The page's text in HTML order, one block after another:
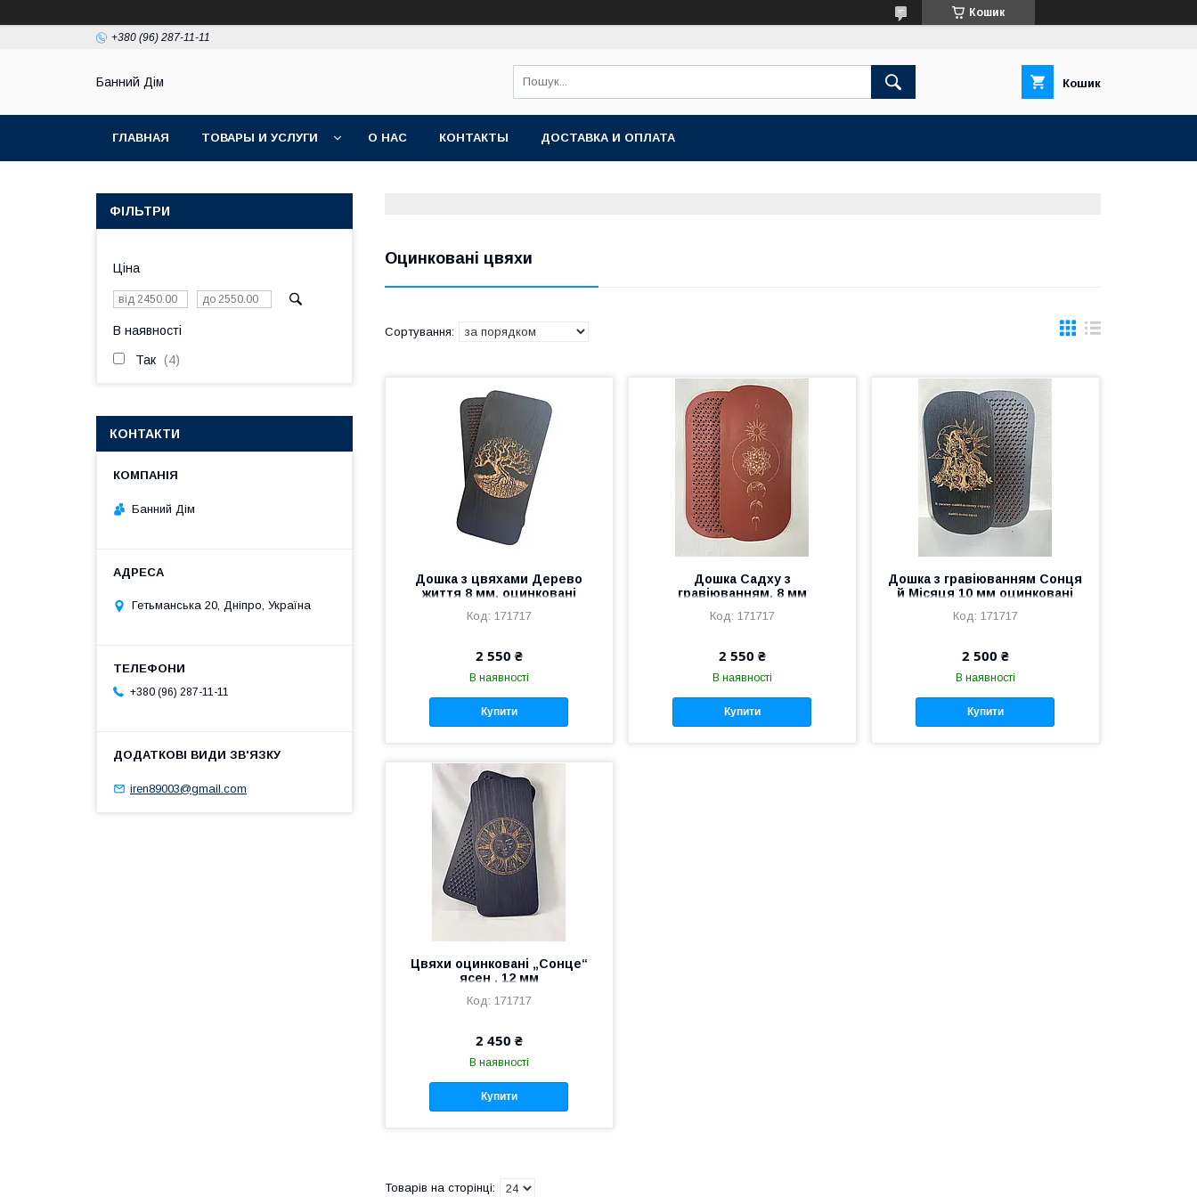
Кошик
+380 (96) 287-11-11
Банний Дім Кошик
ГЛАВНАЯ ТОВАРЫ И УСЛУГИ О НАС КОНТАКТЫ ДОСТАВКА И ОПЛАТА
Оцинковані цвяхи
Дошка з цвяхами Дерево
життя 8 мм, оцинковані
171717
2 550 ₴
В наявності
Купити
Дошка Садху з
гравіюванням, 8 мм
171717
2 550 ₴
В наявності
Купити
Дошка з гравіюванням Сонця
й Місяця 10 мм оцинковані
171717
2 500 ₴
В наявності
Купити
Цвяхи оцинковані „Сонце“
ясен , 12 мм
171717
2 450 ₴
В наявності
Купити
ФІЛЬТРИ
Ціна
В наявності
Так 4
КОНТАКТИ
Банний Дім
Гетьманська 20, Дніпро, Україна
+380 (96) 287-11-11
iren89003@gmail.com